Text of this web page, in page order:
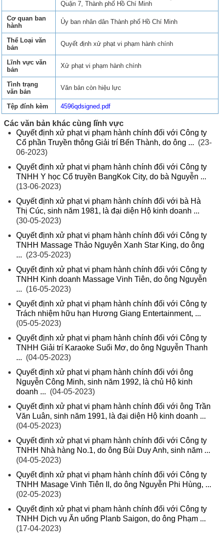
Quận 7, Thành phố Hồ Chí Minh
Cơ quan ban
hành
Ủy ban nhân dân Thành phố Hồ Chí Minh
Thể Loại văn
bản
Quyết định xử phạt vi phạm hành chính
Lĩnh vực văn
bản
Xử phạt vi phạm hành chính
Tình trạng
văn bản
Văn bản còn hiệu lực
Tệp đính kèm 4596qdsigned.pdf
Các văn bản khác cùng lĩnh vực
Quyết định xử phạt vi phạm hành chính đối với Công ty
Cổ phần Truyền thông Giải trí Bến Thành, do ông ... (23-
06-2023)
Quyết định xử phạt vi phạm hành chính đối với Công ty
TNHH Y học Cổ truyền BangKok City, do bà Nguyễn ...
(13-06-2023)
Quyết định xử phạt vi phạm hành chính đối với bà Hà
Thị Cúc, sinh năm 1981, là đại diện Hộ kinh doanh ...
(30-05-2023)
Quyết định xử phạt vi phạm hành chính đối với Công ty
TNHH Massage Thảo Nguyên Xanh Star King, do ông
... (23-05-2023)
Quyết định xử phạt vi phạm hành chính đối với Công ty
TNHH Kinh doanh Massage Vinh Tiên, do ông Nguyễn
... (16-05-2023)
Quyết định xử phạt vi phạm hành chính đối với Công ty
Trách nhiệm hữu hạn Hương Giang Entertainment, ...
(05-05-2023)
Quyết định xử phạt vi phạm hành chính đối với Công ty
TNHH Giải trí Karaoke Suối Mơ, do ông Nguyễn Thanh
... (04-05-2023)
Quyết định xử phạt vi phạm hành chính đối với ông
Nguyễn Công Minh, sinh năm 1992, là chủ Hộ kinh
doanh ... (04-05-2023)
Quyết định xử phạt vi phạm hành chính đối với ông Trần
Văn Luân, sinh năm 1991, là đại diện Hộ kinh doanh ...
(04-05-2023)
Quyết định xử phạt vi phạm hành chính đối với Công ty
TNHH Nhà hàng No.1, do ông Bùi Duy Anh, sinh năm ...
(04-05-2023)
Quyết định xử phạt vi phạm hành chính đối với Công ty
TNHH Masage Vinh Tiên II, do ông Nguyễn Phi Hùng, ...
(02-05-2023)
Quyết định xử phạt vi phạm hành chính đối với Công ty
TNHH Dịch vụ Ăn uống Planb Saigon, do ông Phạm ...
(17-04-2023)